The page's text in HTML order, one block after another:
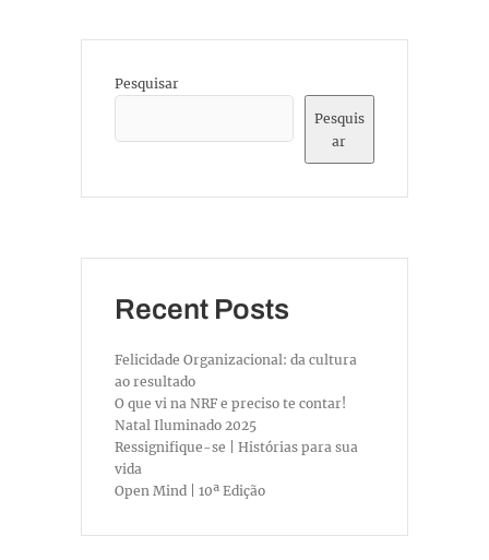
Pesquisar
Pesquis
ar
Recent Posts
Felicidade Organizacional: da cultura
ao resultado
O que vi na NRF e preciso te contar!
Natal Iluminado 2025
Ressignifique-se | Histórias para sua
vida
Open Mind | 10ª Edição